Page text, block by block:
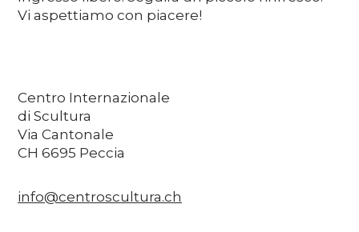
Vi aspettiamo con piacere!
Centro Internazionale
di Scultura
Via Cantonale
CH 6695 Peccia
info@centroscultura.ch